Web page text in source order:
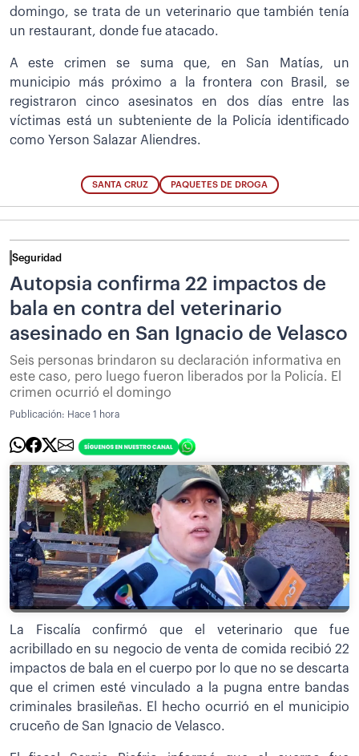
domingo, se trata de un veterinario que también tenía
un restaurant, donde fue atacado.
A este crimen se suma que, en San Matías, un
municipio más próximo a la frontera con Brasil, se
registraron cinco asesinatos en dos días entre las
víctimas está un subteniente de la Policía identificado
como Yerson Salazar Aliendres.
SANTA CRUZ PAQUETES DE DROGA
Seguridad
Autopsia confirma 22 impactos de
bala en contra del veterinario
asesinado en San Ignacio de Velasco
Seis personas brindaron su declaración informativa en
este caso, pero luego fueron liberados por la Policía. El
crimen ocurrió el domingo
Publicación: Hace 1 hora
La Fiscalía confirmó que el veterinario que fue
acribillado en su negocio de venta de comida recibió 22
impactos de bala en el cuerpo por lo que no se descarta
que el crimen esté vinculado a la pugna entre bandas
criminales brasileñas. El hecho ocurrió en el municipio
cruceño de San Ignacio de Velasco.